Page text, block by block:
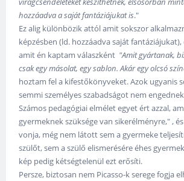
hozzáadva a saját fantáziájukat is."
Ez alig különbözik attól amit sokszor
képzésben (ld. hozzáadva saját fantáziájukat),
amit én kaptam válaszként "Amit gyártanak,
csak egy másolat, egy sablon. Akár egy olcsó
hoztam fel a kifestőkönyveket. Azok ugyanis
semmi személyes szabadságot nem
Számos pedagógiai elmélet egyet ért azzal,
gyermeknek szüksége van sikerélményre," ,
vonja, még nem látott sem a gyermeke
szülőt, sem a szülő elismerésére éhes
kép pedig kétségtelenül ezt erősíti.
Persze, biztosan nem Picasso-k serege fogja